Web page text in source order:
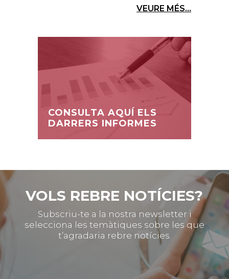
VEURE MÉS...
CONSULTA AQUÍ ELS
DARRERS INFORMES
VOLS REBRE NOTÍCIES?
Subscriu-te a la nostra newsletter i
selecciona les temàtiques sobre les que
t’agradaria rebre notícies.